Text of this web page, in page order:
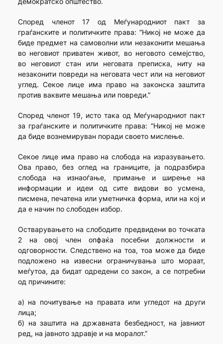
Според членот 17 од Меѓународниот пакт за
граѓанските и политичките права: “Никој не може да
биде предмет на самоволни или незаконити мешања
во неговиот приватен живот, во неговото семејство,
во неговиот стан или неговата преписка, ниту на
незаконити повреди на неговата чест или на неговиот
углед. Секое лице има право на законска заштита
против ваквите мешања или повреди.”
Според членот 19, исто така од Меѓународниот пакт
за граѓанските и политичките права: “Никој не може
да биде вознемируван поради своето мислење.
Секое лице има право на слобода на изразувањето.
Ова право, без оглед на границите, ја подразбира
слобода на изнаоѓање, примање и ширење на
информации и идеи од сите видови во усмена,
писмена, печатена или уметничка форма, или на кој и
да е начин по слободен избор.
Остварувањето на слободите предвидени во точката
2 на овој член опфаќа посебни должности и
одговорности. Следствено на тоа, тоа може да биде
подложено на извесни ограничувања што мораат,
меѓутоа, да бидат одредени со закон, а се потребни
од причините:
а) на почитување на правата или угледот на други
лица;
б) на заштита на државната безбедност, на јавниот
ред, на јавното здравје и на моралот.”